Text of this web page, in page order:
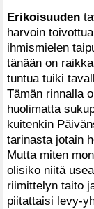
Erikoisuuden
harvoin
ihmismielen
tänään on
tuntua tuiki
Tämän rinnalla
huolimatta
kuitenkin
tarinasta jotain
Mutta miten
olisiko niitä
riimittelyn taito
piitattaisi levy-